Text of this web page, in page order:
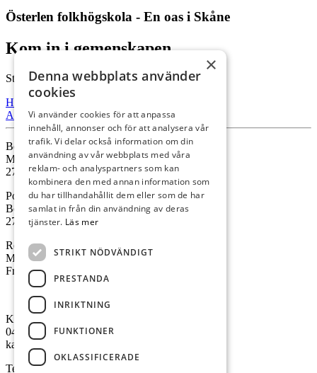
Österlen folkhögskola - En oas i Skåne
Kom in i gemenskapen.
Starta din utbildning hos oss.
Hitta Hit
Ansök
Besöksadress
Malmövägen 41
273 35 Tomelilla
Postadress
Box 13
273 21 Tomelilla
Receptionens öppettider
Mån – Tor kl. 08:00-12:00
Fredagar är receptionen stängd
Visselblås
Kontakta oss
0417-280 00
kansli@osterlen.fhsk.se
Telefontider
×
Denna webbplats använder
cookies
Vi använder cookies för att anpassa
innehåll, annonser och för att analysera vår
trafik. Vi delar också information om din
användning av vår webbplats med våra
reklam- och analyspartners som kan
kombinera den med annan information som
du har tillhandahållit dem eller som de har
samlat in från din användning av deras
tjänster. Läs mer
STRIKT NÖDVÄNDIGT
PRESTANDA
INRIKTNING
FUNKTIONER
OKLASSIFICERADE